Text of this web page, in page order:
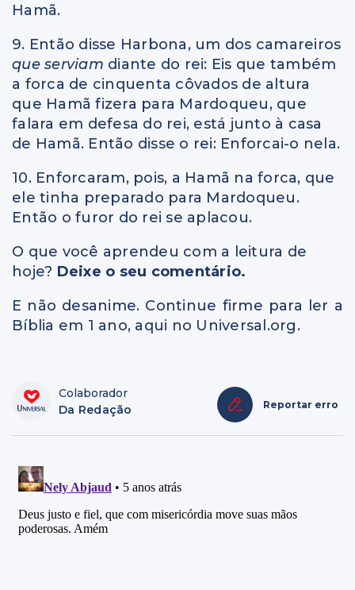
Hamã.
9. Então disse Harbona, um dos camareiros
que serviam diante do rei: Eis que também
a forca de cinquenta côvados de altura
que Hamã fizera para Mardoqueu, que
falara em defesa do rei, está junto à casa
de Hamã. Então disse o rei: Enforcai-o nela.
10. Enforcaram, pois, a Hamã na forca, que
ele tinha preparado para Mardoqueu.
Então o furor do rei se aplacou.
O que você aprendeu com a leitura de
hoje? Deixe o seu comentário.
E não desanime. Continue firme para ler a
Bíblia em 1 ano, aqui no Universal.org.
Colaborador
Da Redação
Reportar erro